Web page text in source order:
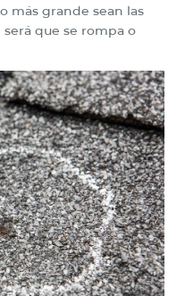
más grande sean las
que se rompa o